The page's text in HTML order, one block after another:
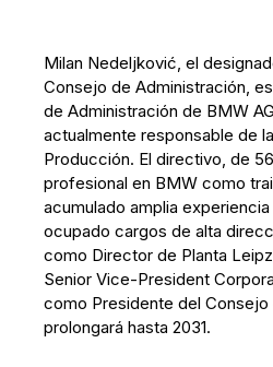
Milan Nedeljković, el
Consejo de Administración,
de Administración de BMW
actualmente responsable de
Producción. El directivo, de
profesional en BMW como
acumulado amplia
ocupado cargos de alta
como Director de Planta
Senior Vice-President
como Presidente del
prolongará hasta 2031.